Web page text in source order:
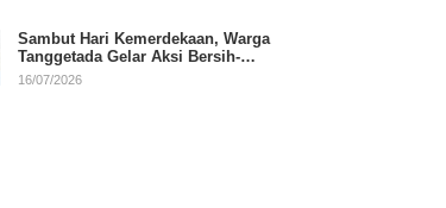
Sambut Hari Kemerdekaan, Warga
Tanggetada Gelar Aksi Bersih-
Bersih Desa
16/07/2026